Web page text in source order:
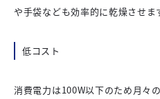
や手袋なども効率的に乾燥させま
低コスト
消費電力は100W以下のため月々